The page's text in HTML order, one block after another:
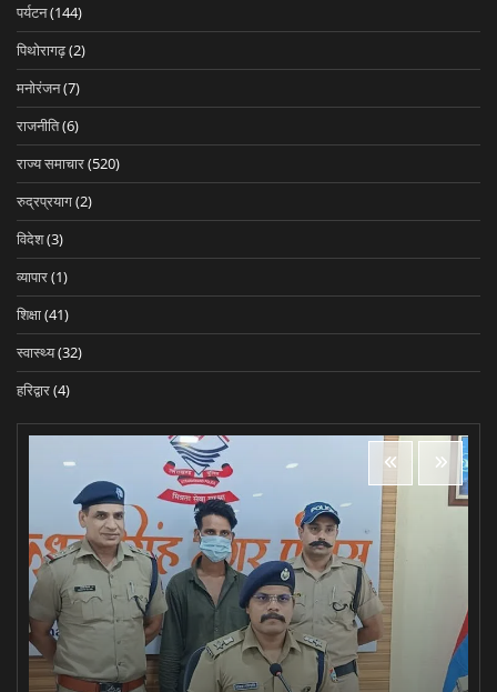
पर्यटन(144)
पिथोरागढ़(2)
मनोरंजन(7)
राजनीति(6)
राज्य समाचार(520)
रुद्रप्रयाग(2)
विदेश(3)
व्यापार(1)
शिक्षा(41)
स्वास्थ्य(32)
हरिद्वार(4)